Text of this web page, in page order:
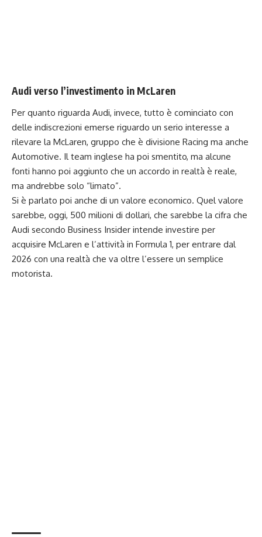
Audi verso l’investimento in McLaren
Per quanto riguarda Audi, invece, tutto è cominciato con
delle indiscrezioni emerse riguardo un serio interesse a
rilevare la McLaren, gruppo che è divisione Racing ma anche
Automotive. Il team inglese ha poi smentito, ma alcune
fonti hanno poi aggiunto che un accordo in realtà è reale,
ma andrebbe solo “limato”.
Si è parlato poi anche di un valore economico. Quel valore
sarebbe, oggi, 500 milioni di dollari, che sarebbe la cifra che
Audi secondo Business Insider intende investire per
acquisire McLaren e l’attività in Formula 1, per entrare dal
2026 con una realtà che va oltre l’essere un semplice
motorista.